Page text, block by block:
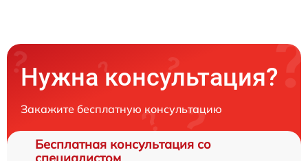
Нужна консультация?
Закажите бесплатную консультацию
Бесплатная консультация со